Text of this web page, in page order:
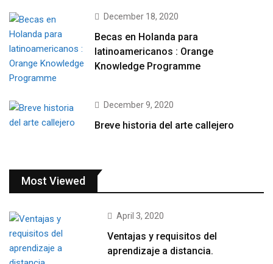
December 18, 2020
Becas en Holanda para
latinoamericanos : Orange
Knowledge Programme
December 9, 2020
Breve historia del arte callejero
Most Viewed
April 3, 2020
Ventajas y requisitos del
aprendizaje a distancia.